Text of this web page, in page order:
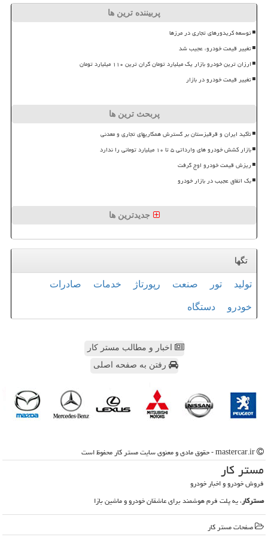
پربیننده ترین ها
توسعه کریدورهای تجاری در مرزها
تغییر قیمت خودرو، عجیب شد
ارزان ترین خودرو بازار یک میلیارد تومان گران ترین ۱۱۰ میلیارد تومان
تغییر قیمت خودرو در بازار
پربحث ترین ها
تأکید ایران و قرقیزستان بر گسترش همکاریهای تجاری و معدنی
بازار کشش خودرو های وارداتی ۵ تا ۱۰ میلیارد تومانی را ندارد
ریزش قیمت خودرو اوج گرفت
بک اتفاق عجیب در بازار خودرو
جدیدترین ها
تگها
تولید تور صنعت رپورتاژ خدمات صادرات
خودرو دستگاه
اخبار و مطالب مستر کار
رفتن به صفحه اصلی
مستر كار
فروش خودرو و اخبار خودرو
مسترکار، یه پلت فرم هوشمند برای عاشقان خودرو و ماشین بازا
صفحات مستر كار